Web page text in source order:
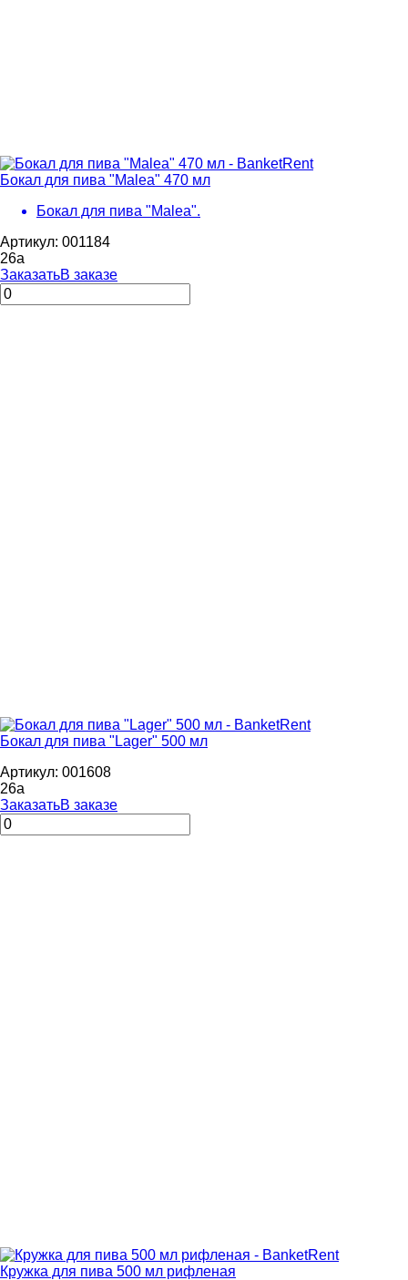
Бокал для пива "Malea" 470 мл
Бокал для пива "Malea".
Артикул: 001184
26a
ЗаказатьВ заказе
Бокал для пива "Lager" 500 мл
Артикул: 001608
26a
ЗаказатьВ заказе
Кружка для пива 500 мл рифленая